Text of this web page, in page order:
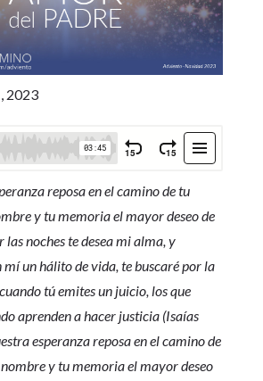
2023
reposa en el camino de tu
y tu memoria el mayor deseo de
las noches te desea mi alma, y
un hálito de vida, te buscaré por la
tú emites un juicio, los que
aprenden a hacer justicia (Isaías
esperanza reposa en el camino de
y tu memoria el mayor deseo